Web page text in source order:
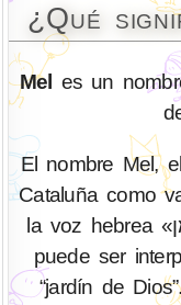
¿Qué
Mel
es un
El nombre Mel,
Cataluña como
la voz hebrea «כרמן» (karm-El), cuyo significado
puede ser
“jardín de